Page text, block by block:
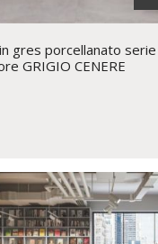
gres porcellanato
GRIGIO CENERE